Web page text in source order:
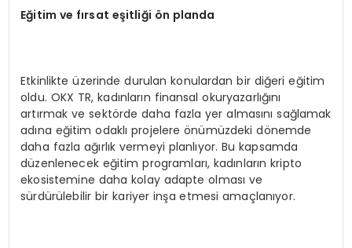
Eğitim ve fırsat eşitliği ön planda
Etkinlikte üzerinde durulan konulardan bir diğeri eğitim
oldu. OKX TR, kadınların finansal okuryazarlığını
artırmak ve sektörde daha fazla yer almasını sağlamak
adına eğitim odaklı projelere önümüzdeki dönemde
daha fazla ağırlık vermeyi planlıyor. Bu kapsamda
düzenlenecek eğitim programları, kadınların kripto
ekosistemine daha kolay adapte olması ve
sürdürülebilir bir kariyer inşa etmesi amaçlanıyor.